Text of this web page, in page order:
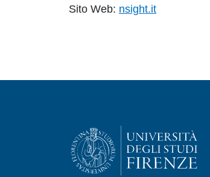
Sito Web: nsight.it